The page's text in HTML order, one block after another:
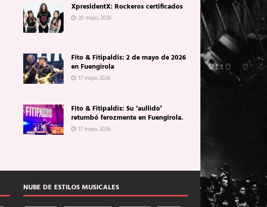
XpresidentX: Rockeros certificados
20 mayo, 2026
Fito & Fitipaldis: 2 de mayo de 2026
en Fuengirola
17 mayo, 2026
Fito & Fitipaldis: Su ‘aullido’
retumbó ferozmente en Fuengirola.
17 mayo, 2026
NUBE DE ESTILOS MUSICALES